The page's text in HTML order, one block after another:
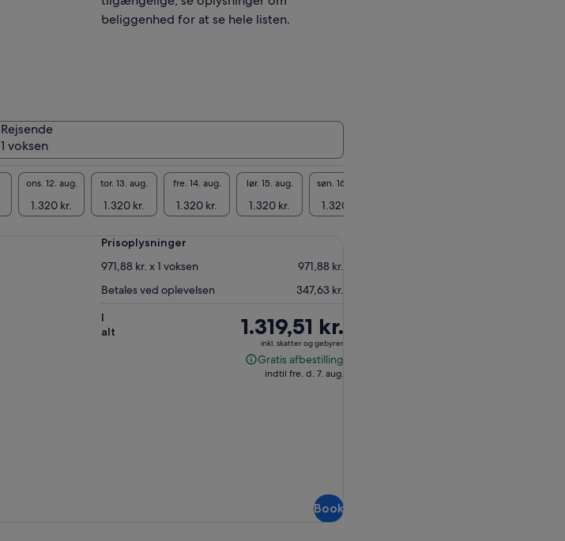
beliggenhed for at se hele listen.
Rejsende
1 voksen
ons. 12. aug.
1.320 kr.
tor. 13. aug.
1.320 kr.
fre. 14. aug.
1.320 kr.
lør. 15. aug.
1.320 kr.
søn. 16. aug.
1.320 kr.
Prisoplysninger
971,88 kr. x 1 voksen
971,88 kr.
Betales ved oplevelsen
347,63 kr.
I
alt
Prisen
er
1.319,51 kr.
1.319,51 kr.
inkl. skatter og gebyrer
Gratis afbestilling
Gratis
indtil fre. d. 7. aug.
Book